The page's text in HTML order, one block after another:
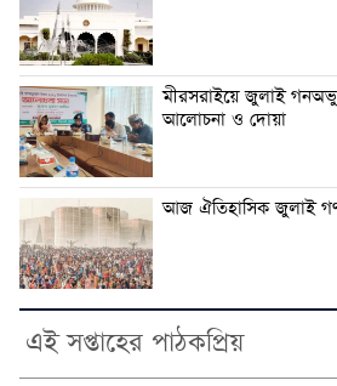
মীরসরাইয়ে জুলাই
আলোচনা ও দোয়া
আজ ঐতিহাসিক জুলাই
এই সপ্তাহের পাঠকপ্রিয়